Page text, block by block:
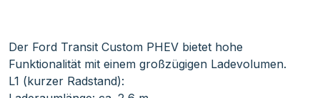
Der Ford Transit Custom PHEV bietet hohe
Funktionalität mit einem großzügigen Ladevolumen.
L1 (kurzer Radstand):